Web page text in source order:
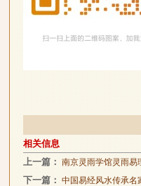
相关信息
上一篇： 南京灵雨学馆灵雨易
下一篇： 中国易经风水传承名